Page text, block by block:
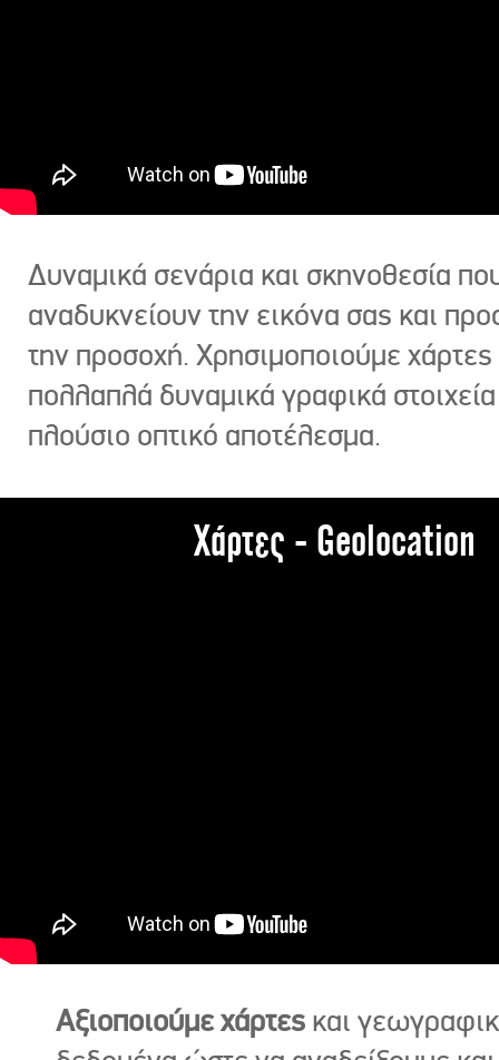
Δυναμικά σενάρια και σκηνοθεσία
αναδυκνείουν την εικόνα σας και
την προσοχή. Χρησιμοποιούμε χάρτες
πολλαπλά δυναμικά γραφικά στοιχεία
πλούσιο οπτικό αποτέλεσμα.
Χάρτες - Geolocation
Αξιοποιούμε χάρτες και